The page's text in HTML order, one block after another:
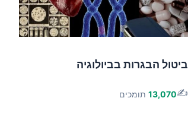
ביטול הבגרות בביולוגיה
✍️
13,070 תומכים